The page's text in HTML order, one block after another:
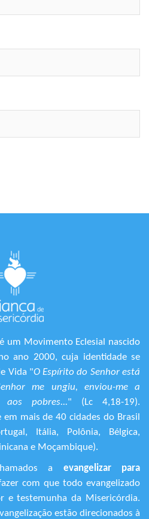
um Movimento Eclesial nascido
ano 2000, cuja identidade se
Vida "O Espírito do Senhor está
me ungiu, enviou-me a
pobres..." (Lc 4,18-19).
mais de 40 cidades do Brasil
Itália, Polônia, Bélgica,
e Moçambique).
a evangelizar para
com que todo evangelizado
e testemunha da Misericórdia.
estão direcionados à